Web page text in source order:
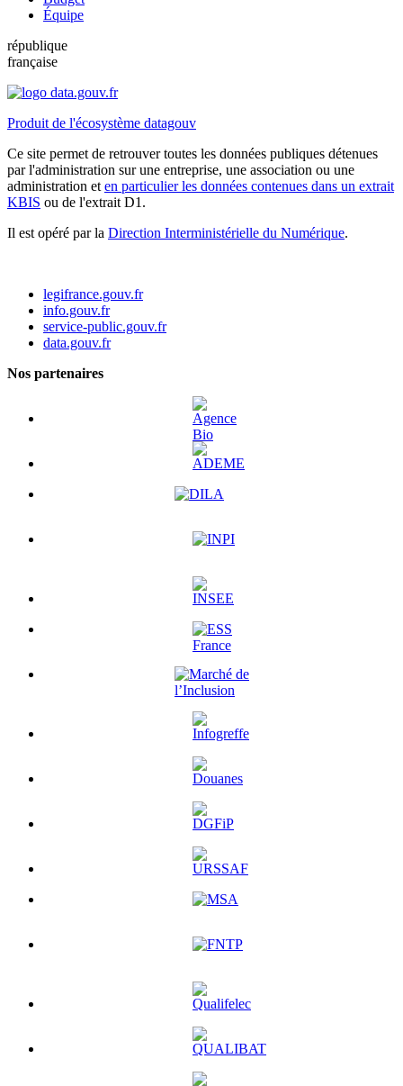
Équipe
république
française
Produit de l'écosystème datagouv
Ce site permet de retrouver toutes les données publiques détenues
par l'administration sur une entreprise, une association ou une
administration et en particulier les données contenues dans un extrait
KBIS ou de l'extrait D1.
Il est opéré par la Direction Interministérielle du Numérique.
legifrance.gouv.fr
info.gouv.fr
service-public.gouv.fr
data.gouv.fr
Nos partenaires